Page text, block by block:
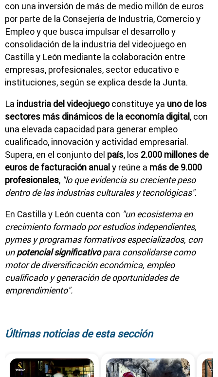
con una inversión de más de medio millón de euros
por parte de la Consejería de Industria, Comercio y
Empleo y que busca impulsar el desarrollo y
consolidación de la industria del videojuego en
Castilla y León mediante la colaboración entre
empresas, profesionales, sector educativo e
instituciones, según se explica desde la Junta.
La industria del videojuegoconstituye ya uno de los
sectores más dinámicos de la economía digital, con
una elevada capacidad para generar empleo
cualificado, innovación y actividad empresarial.
Supera, en el conjunto del país, los 2.000 millones de
euros de facturación anualy reúne a más de 9.000
profesionales, "lo que evidencia su creciente peso
dentro de las industrias culturales y tecnológicas".
En Castilla y León cuenta con "un ecosistema en
crecimiento formado por estudios independientes,
pymes y programas formativos especializados, con
unpotencial significativopara consolidarse como
motor de diversificación económica, empleo
cualificado y generación de oportunidades de
emprendimiento".
Últimas noticias de esta sección